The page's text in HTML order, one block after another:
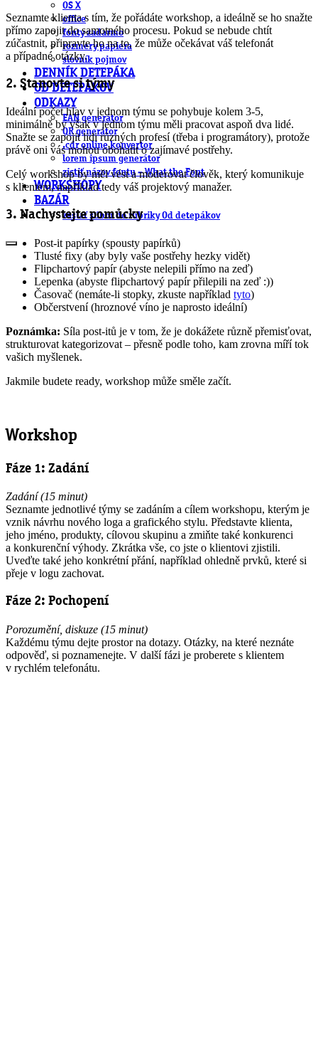
OS X
office
fonty zadarmo
rozmery papiera
slovník pojmov
DENNÍK DETEPÁKA
OD DETEPÁKOV
ODKAZY
EAN generátor
QR generátor
.cdr online konvertor
lorem ipsum generátor
zistiť názov fontu – What the Font
WORKSHOPY
BAZÁR
zaslať súbor do rubriky Od detepákov
Seznamte klienta s tím, že pořádáte workshop, a ideálně se ho snažte
přímo zapojit do samotného procesu. Pokud se nebude chtít
zúčastnit, připravte ho na to, že může očekávat váš telefonát
a případné otázky.
2. Stanovte si týmy
Ideální počet hlav v jednom týmu se pohybuje kolem 3-5,
minimálně by však v jednom týmu měli pracovat aspoň dva lidé.
Snažte se zapojit lidi různých profesí (třeba i programátory), protože
právě oni vás mohou obohatit o zajímavé postřehy.
Celý workshop by měl vést a moderovat člověk, který komunikuje
s klientem, například tedy váš projektový manažer.
3. Nachystejte pomůcky
Post-it papírky (spousty papírků)
Tlusté fixy (aby byly vaše postřehy hezky vidět)
Flipchartový papír (abyste nelepili přímo na zeď)
Lepenka (abyste flipchartový papír přilepili na zeď :))
Časovač (nemáte-li stopky, zkuste například tyto)
Občerstvení (hroznové víno je naprosto ideální)
Poznámka: Síla post-itů je v tom, že je dokážete různě přemisťovat,
strukturovat kategorizovat – přesně podle toho, kam zrovna míří tok
vašich myšlenek.
Jakmile budete ready, workshop může směle začít.
Workshop
Fáze 1: Zadání
Zadání (15 minut)
Seznamte jednotlivé týmy se zadáním a cílem workshopu, kterým je
vznik návrhu nového loga a grafického stylu. Představte klienta,
jeho jméno, produkty, cílovou skupinu a zmiňte také konkurenci
a konkurenční výhody. Zkrátka vše, co jste o klientovi zjistili.
Uveďte také jeho konkrétní přání, například ohledně prvků, které si
přeje v logu zachovat.
Fáze 2: Pochopení
Porozumění, diskuze (15 minut)
Každému týmu dejte prostor na dotazy. Otázky, na které neznáte
odpověď, si poznamenejte. V další fázi je proberete s klientem
v rychlém telefonátu.